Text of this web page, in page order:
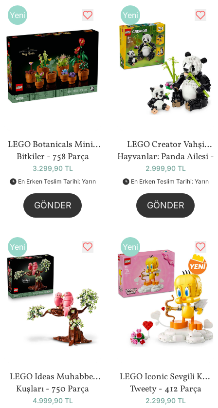
Yeni
LEGO Botanicals Minik
Bitkiler - 758 Parça
(10329)
3.299,90 TL
En Erken Teslim Tarihi: Yarın
GÖNDER
Yeni
LEGO Creator Vahşi
Hayvanlar: Panda Ailesi -
626 Parça (31165)
2.999,90 TL
En Erken Teslim Tarihi: Yarın
GÖNDER
Yeni
LEGO Ideas Muhabbet
Kuşları - 750 Parça
(21365)
4.999,90 TL
Yeni
LEGO Iconic Sevgili Kuş
Tweety - 412 Parça
(40824)
2.299,90 TL